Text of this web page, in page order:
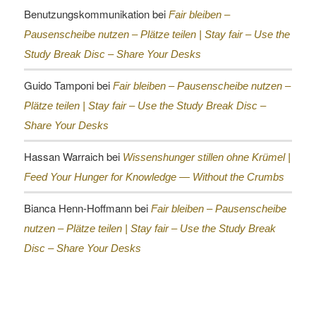
Benutzungskommunikationbei Fair bleiben –
Pausenscheibe nutzen – Plätze teilen | Stay fair – Use the
Study Break Disc – Share Your Desks
Guido Tamponibei Fair bleiben – Pausenscheibe nutzen –
Plätze teilen | Stay fair – Use the Study Break Disc –
Share Your Desks
Hassan Warraichbei Wissenshunger stillen ohne Krümel |
Feed Your Hunger for Knowledge — Without the Crumbs
Bianca Henn-Hoffmannbei Fair bleiben – Pausenscheibe
nutzen – Plätze teilen | Stay fair – Use the Study Break
Disc – Share Your Desks